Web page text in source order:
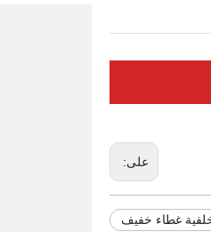
على:
غطاء خفيف